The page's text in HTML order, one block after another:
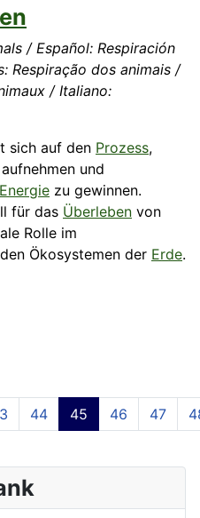
/ Español: Respiración
Respiração dos animais /
/ Italiano:
sich auf den Prozess,
aufnehmen und
Energie zu gewinnen.
für das Überleben von
Rolle im
Ökosystemen der Erde.
44 45 46 47